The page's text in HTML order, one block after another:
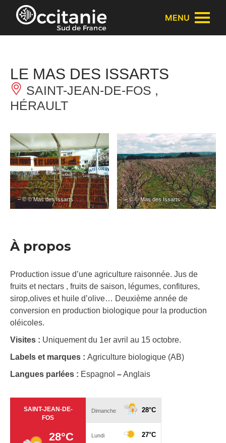
Panneau de gestion des cookies
MENU
LE MAS DES ISSARTS
SAINT-JEAN-DE-FOS ,
HÉRAULT
– © © Mas des Issarts – © © Mas des Issarts
À propos
Production issue d’une agriculture raisonnée. Jus de
fruits et nectars , fruits de saison, légumes, confitures,
sirop,olives et huile d’olive… Deuxième année de
conversion en production biologique pour la production
oléicoles.
Visites : Uniquement du 1er avril au 15 octobre.
Labels et marques : Agriculture biologique (AB)
Langues parlées : Espagnol –Anglais